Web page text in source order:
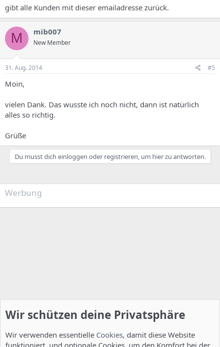
gibt alle Kunden mit dieser emailadresse zurück.
M mib007
New Member
31. Aug. 2014 #5
Moin,
vielen Dank. Das wusste ich noch nicht, dann ist natürlich
alles so richtig.
Grüße
Du musst dich einloggen oder registrieren, um hier zu antworten.
Werbung
Wir schützen deine Privatsphäre
Wir verwenden essentielle Cookies, damit diese Website
funktioniert, und optionale Cookies, um den Komfort bei der